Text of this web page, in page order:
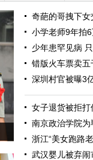
奇葩的哥拽下女
小学老师9年拍
少年患罕见病
错版火车票卖五
深圳村官被曝3
女子退货被拒
南京政治学院
浙江“美女跑路
武汉婴儿被弃